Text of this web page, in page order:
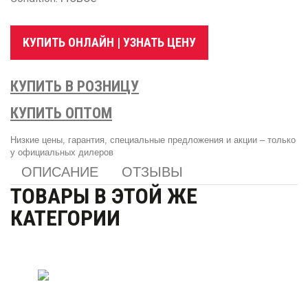
КУПИТЬ ОНЛАЙН | УЗНАТЬ ЦЕНУ
КУПИТЬ В РОЗНИЦУ
КУПИТЬ ОПТОМ
Низкие цены, гарантия, специальные предложения и акции – только
у официальных дилеров
ОПИСАНИЕ ОТЗЫВЫ
ТОВАРЫ В ЭТОЙ ЖЕ
КАТЕГОРИИ